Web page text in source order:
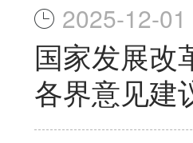
2025-12-01
国家发展改
各界意见建